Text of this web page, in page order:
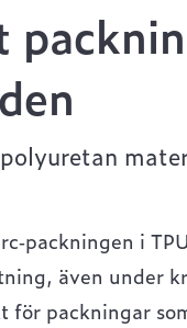
i
även under
för packningar